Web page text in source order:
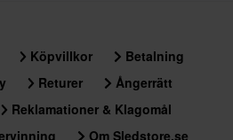
Köpvillkor
Betalning
Returer
Ångerrätt
Reklamationer & Klagomål
Om Sledstore.se